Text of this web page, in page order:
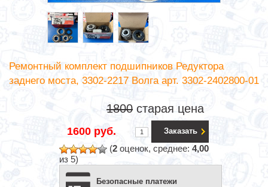
Ремонтный комплект подшипников Редуктора
заднего моста, 3302-2217 Волга арт. 3302-2402800-01
1800 старая цена
1600 руб. Заказать
(2 оценок, среднее: 4,00
из 5)
Безопасные платежи